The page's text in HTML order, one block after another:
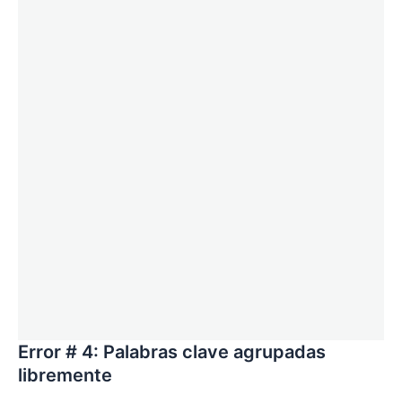
Error # 4: Palabras clave agrupadas
libremente